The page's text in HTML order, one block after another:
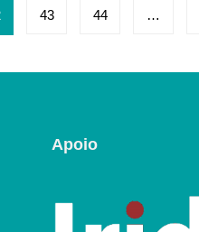
43 44 …
Apoio